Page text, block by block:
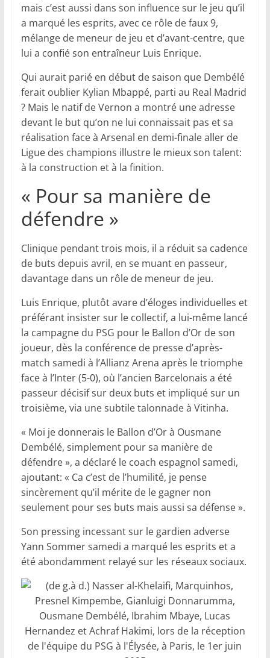
mais c’est aussi dans son influence sur le jeu qu’il
a marqué les esprits, avec ce rôle de faux 9,
mélange de meneur de jeu et d’avant-centre, que
lui a confié son entraîneur Luis Enrique.
Qui aurait parié en début de saison que Dembélé
ferait oublier Kylian Mbappé, parti au Real Madrid
? Mais le natif de Vernon a montré une adresse
devant le but qu’on ne lui connaissait pas et sa
réalisation face à Arsenal en demi-finale aller de
Ligue des champions illustre le mieux son talent:
à la construction et à la finition.
« Pour sa manière de
défendre »
Clinique pendant trois mois, il a réduit sa cadence
de buts depuis avril, en se muant en passeur,
davantage dans un rôle de meneur de jeu.
Luis Enrique, plutôt avare d’éloges individuelles et
préférant insister sur le collectif, a lui-même lancé
la campagne du PSG pour le Ballon d’Or de son
joueur, dès la conférence de presse d’après-
match samedi à l’Allianz Arena après le triomphe
face à l’Inter (5-0), où l’ancien Barcelonais a été
passeur décisif sur deux buts et impliqué sur un
troisième, via une subtile talonnade à Vitinha.
« Moi je donnerais le Ballon d’Or à Ousmane
Dembélé, simplement pour sa manière de
défendre », a déclaré le coach espagnol samedi,
ajoutant: « Ca c’est de l’humilité, je pense
sincèrement qu’il mérite de le gagner non
seulement pour ses buts mais aussi sa défense ».
Son pressing incessant sur le gardien adverse
Yann Sommer samedi a marqué les esprits et a
été abondamment relayé sur les réseaux sociaux.